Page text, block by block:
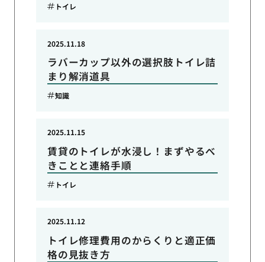
トイレ
ラバーカップ以外の選択肢トイレ詰
まり解消道具
2025.11.18
知識
賃貸のトイレが水浸し！まずやるべ
きことと連絡手順
2025.11.15
トイレ
トイレ修理費用のからくりと適正価
格の見抜き方
2025.11.12